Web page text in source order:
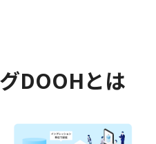
DOOHとは